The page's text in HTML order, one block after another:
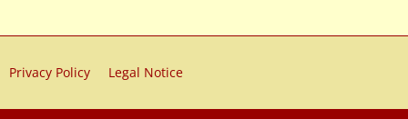
Privacy Policy Legal Notice